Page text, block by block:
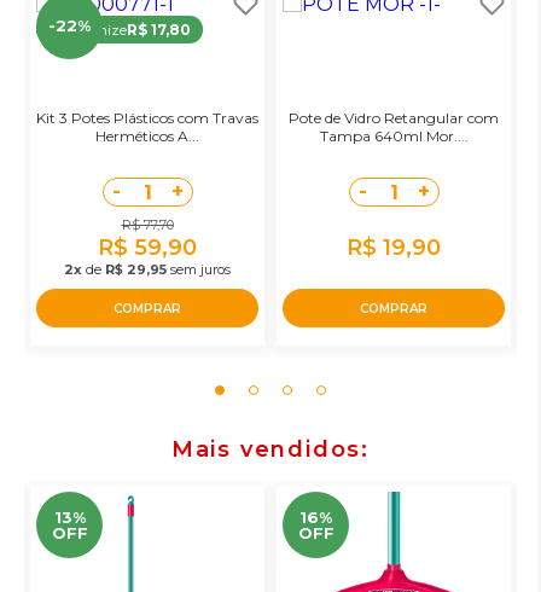
-22%
EconomizeR$ 17,80
Kit 3 Potes Plásticos com Travas
Herméticos A...
- 1 +
R$ 77,70
R$ 59,90
2x de R$ 29,95 sem juros
COMPRAR
Pote de Vidro Retangular com
Tampa 640ml Mor....
- 1 +
R$ 19,90
COMPRAR
Mais vendidos
13%
OFF
16%
OFF